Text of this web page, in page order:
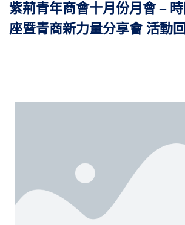
紫荊青年商會十月份月會 –
座暨青商新力量分享會 活動